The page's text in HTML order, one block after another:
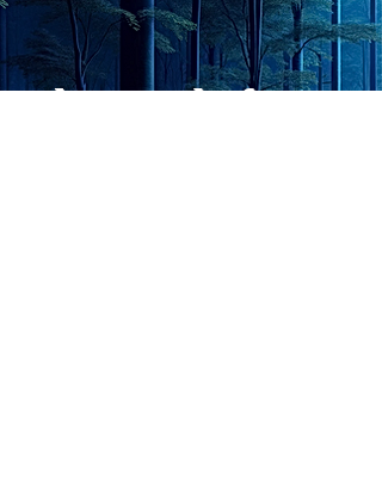
のおかげで、心的外傷後成長
や、人格の再構成も、2日位
でできるようになった。人格
The Lord of